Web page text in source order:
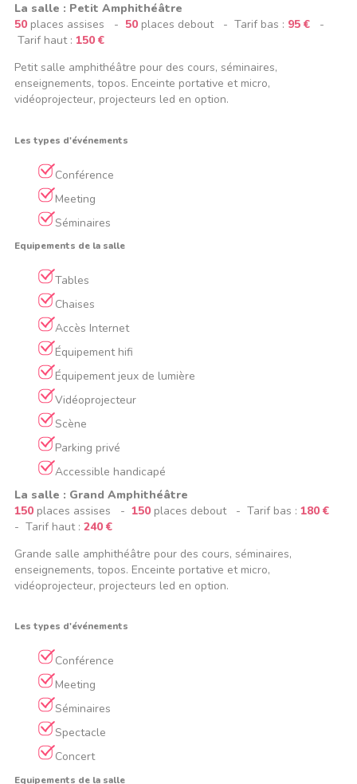
La salle : Petit Amphithéâtre
50 places assises - 50 places debout - Tarif bas : 95 € -
Tarif haut :150 €
Petit salle amphithéâtre pour des cours, séminaires,
enseignements, topos. Enceinte portative et micro,
vidéoprojecteur, projecteurs led en option.
Les types d'événements
Conférence
Meeting
Séminaires
Equipements de la salle
Tables
Chaises
Accès Internet
Équipement hifi
Équipement jeux de lumière
Vidéoprojecteur
Scène
Parking privé
Accessible handicapé
La salle : Grand Amphithéâtre
150 places assises -150 places debout - Tarif bas :180 €
- Tarif haut :240 €
Grande salle amphithéâtre pour des cours, séminaires,
enseignements, topos. Enceinte portative et micro,
vidéoprojecteur, projecteurs led en option.
Les types d'événements
Conférence
Meeting
Séminaires
Spectacle
Concert
Equipements de la salle